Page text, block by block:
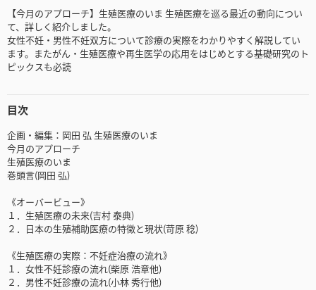
【今月のアプローチ】生殖医療のいま 生殖医療を巡る最近の動向につい
て、詳しく紹介しました。
女性不妊・男性不妊双方について診療の実際をわかりやすく解説してい
ます。またがん・生殖医療や再生医学の応用をはじめとする基礎研究のト
ピックスも必読
目次
企画・編集：岡田 弘 生殖医療のいま
今月のアプローチ
生殖医療のいま
巻頭言(岡田 弘)
《オーバービュー》
１．生殖医療の未来(吉村 泰典)
２．日本の生殖補助医療の特徴と現状(苛原 稔)
《生殖医療の実際：不妊症治療の流れ》
１．女性不妊診療の流れ(柴原 浩章他)
２．男性不妊診療の流れ(小林 秀行他)